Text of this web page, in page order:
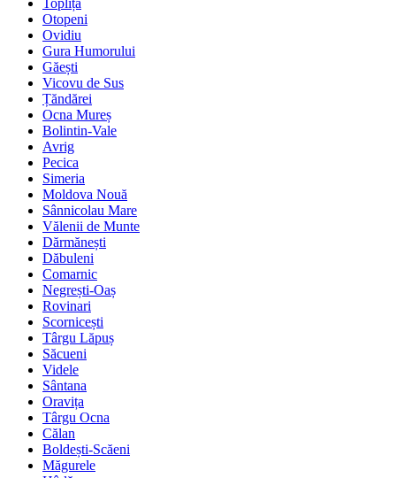
Toplița
Otopeni
Ovidiu
Gura Humorului
Găești
Vicovu de Sus
Țăndărei
Ocna Mureș
Bolintin-Vale
Avrig
Pecica
Simeria
Moldova Nouă
Sânnicolau Mare
Vălenii de Munte
Dărmănești
Dăbuleni
Comarnic
Negrești-Oaș
Rovinari
Scornicești
Târgu Lăpuș
Săcueni
Videle
Sântana
Oravița
Târgu Ocna
Călan
Boldești-Scăeni
Măgurele